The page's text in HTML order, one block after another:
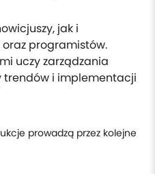
jak i
programistów.
uczy zarządzania
trendów i implementacji
prowadzą przez kolejne